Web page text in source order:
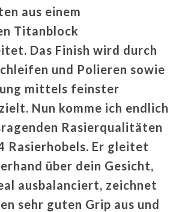
aus einem
Titanblock
Das Finish wird durch
und Polieren sowie
mittels feinster
Nun komme ich endlich
Rasierqualitäten
Rasierhobels. Er gleitet
über dein Gesicht,
ausbalanciert, zeichnet
sehr guten Grip aus und